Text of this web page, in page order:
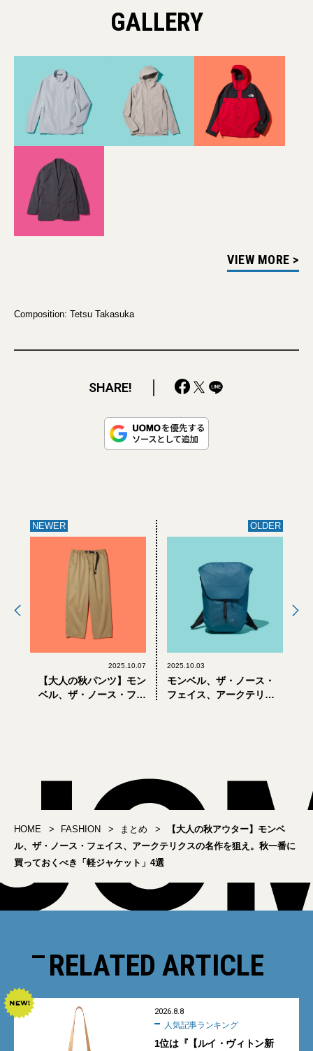
GALLERY
VIEW MORE >
Composition: Tetsu Takasuka
SHARE!
NEWER
2025.10.07
【大人の秋パンツ】モン
ベル、ザ・ノース・フェ
OLDER
2025.10.03
モンベル、ザ・ノース・
フェイス、アークテリク
HOME FASHION まとめ
【大人の秋アウター】モンベ
ル、ザ・ノース・フェイス、アークテリクスの名作を狙え。秋一番に
買っておくべき「軽ジャケット」4選
RELATED ARTICLE
2026.8.8
人気記事ランキング
1位は『【ルイ・ヴィトン新